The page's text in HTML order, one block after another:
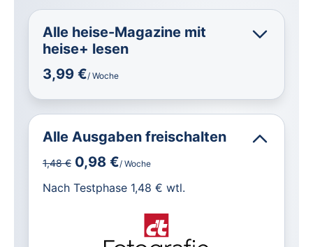
Alle heise-Magazine mit
heise+ lesen
3,99 €/ Woche
Alle heise-Magazine im Browser und
Alle Ausgaben freischalten
1,48 € 0,98 €/ Woche
Nach Testphase 1,48 € wtl.